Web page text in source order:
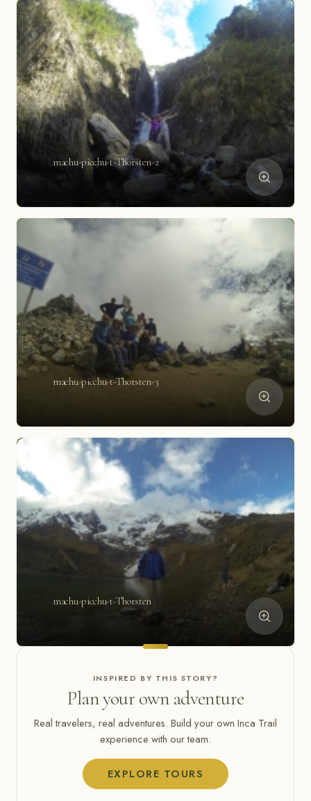
machu-picchu-t-Thorsten-2
machu-picchu-t-Thorsten-3
machu-picchu-t-Thorsten
INSPIRED BY THIS STORY?
Plan your own adventure
Real travelers, real adventures. Build your own Inca Trail
experience with our team.
EXPLORE TOURS